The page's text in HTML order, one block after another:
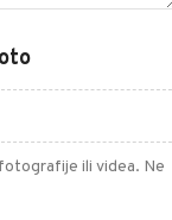
ili videa. Ne